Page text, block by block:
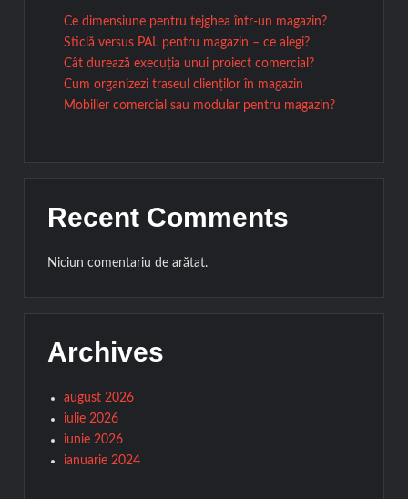
Ce dimensiune pentru tejghea într-un magazin?
Sticlă versus PAL pentru magazin – ce alegi?
Cât durează execuția unui proiect comercial?
Cum organizezi traseul clienților în magazin
Mobilier comercial sau modular pentru magazin?
Recent Comments
Niciun comentariu de arătat.
Archives
august 2026
iulie 2026
iunie 2026
ianuarie 2024